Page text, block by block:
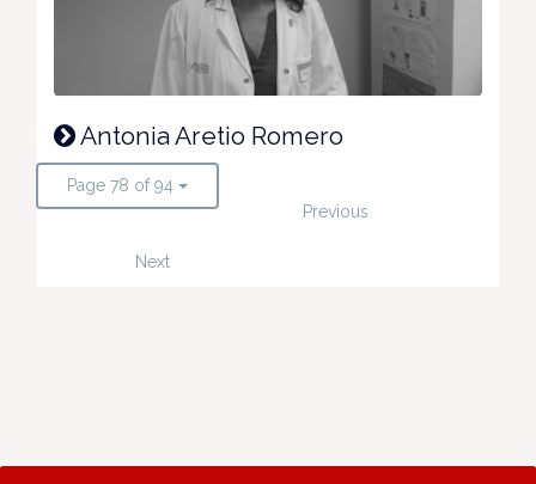
Antonia Aretio Romero
Page 78 of 94
Previous
Next